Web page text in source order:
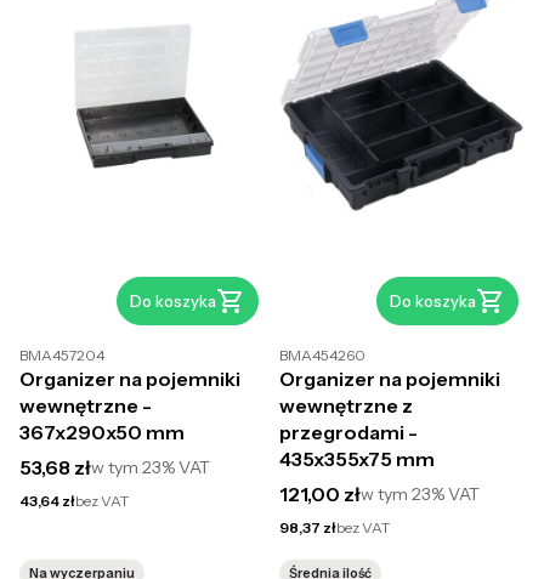
Do koszyka
BMA457204
Organizer na pojemniki
wewnętrzne -
367x290x50 mm
Cena brutto
53,68 złw tym 23%VAT
Cena netto
43,64 złbez VAT
Na wyczerpaniu
Do koszyka
BMA454260
Organizer na pojemniki
wewnętrzne z
przegrodami -
435x355x75 mm
Cena brutto
121,00 złw tym23%VAT
Cena netto
98,37 złbez VAT
Średnia ilość